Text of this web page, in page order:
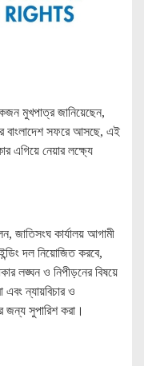
মুখপাত্র জানিয়েছেন,
বাংলাদেশ সফরে আসছে, এই
এগিয়ে নেয়ার লক্ষ্যে
জাতিসংঘ কার্যালয় আগামী
দল নিয়োজিত করবে,
লঙ্ঘন ও নিপীড়নের বিষয়ে
ন্যায়বিচার ও
জন্য সুপারিশ করা।